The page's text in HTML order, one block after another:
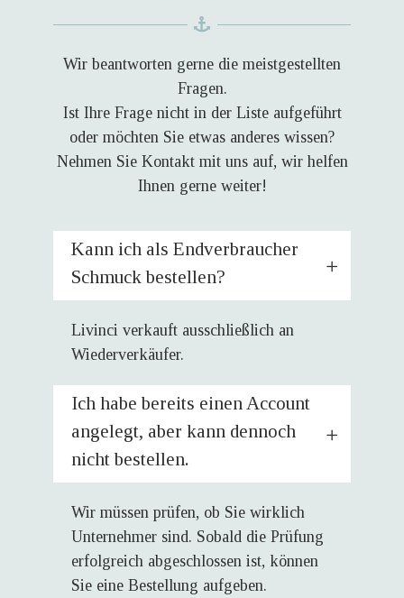
Wir beantworten gerne die meistgestellten
Fragen.
Ist Ihre Frage nicht in der Liste aufgeführt
oder möchten Sie etwas anderes wissen?
Nehmen Sie Kontaktmit uns auf, wir helfen
Ihnen gerne weiter!
Kann ich als Endverbraucher
Schmuck bestellen?
Livinci verkauft ausschließlich an
Wiederverkäufer.
Ich habe bereits einen Account
angelegt, aber kann dennoch
nicht bestellen.
Wir müssen prüfen, ob Sie wirklich
Unternehmer sind. Sobald die Prüfung
erfolgreich abgeschlossen ist, können
Sie eine Bestellung aufgeben.